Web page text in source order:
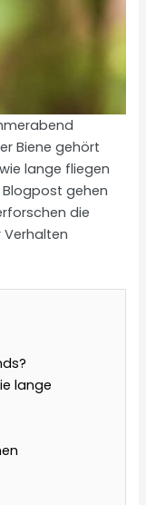
Biene gehört
lange fliegen
gehen
die
Verhalten
lange